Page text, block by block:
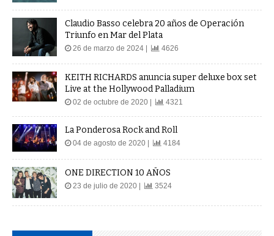
Claudio Basso celebra 20 años de Operación
Triunfo en Mar del Plata
26 de marzo de 2024 | 4626
KEITH RICHARDS anuncia super deluxe box set
Live at the Hollywood Palladium
02 de octubre de 2020 | 4321
La Ponderosa Rock and Roll
04 de agosto de 2020 | 4184
ONE DIRECTION 10 AÑOS
23 de julio de 2020 | 3524